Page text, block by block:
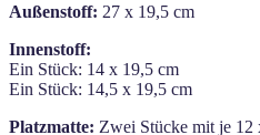
Außenstoff: 27 x 19,5 cm
Innenstoff:
Ein Stück: 14 x 19,5 cm
Ein Stück: 14,5 x 19,5 cm
Platzmatte: Zwei Stücke mit je 12